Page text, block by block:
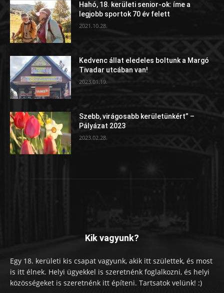
Hahó, 18. kerületi senior-ok: íme a
legjobb sportok 70 év felett
2021.10.28.
Kedvenc állat eledeles boltunk a Margó
Tivadar utcában van!
2023.01.19.
Szebb, virágosabb kerületünkért” –
Pályázat 2023
2023.02.28.
Kik vagyunk?
Egy 18. kerületi kis csapat vagyunk, akik itt születtek, és most
is itt élnek. Helyi ügyekkel is szeretnénk foglalkozni, és helyi
közösségeket is szeretnénk itt építeni. Tartsatok velünk! :)